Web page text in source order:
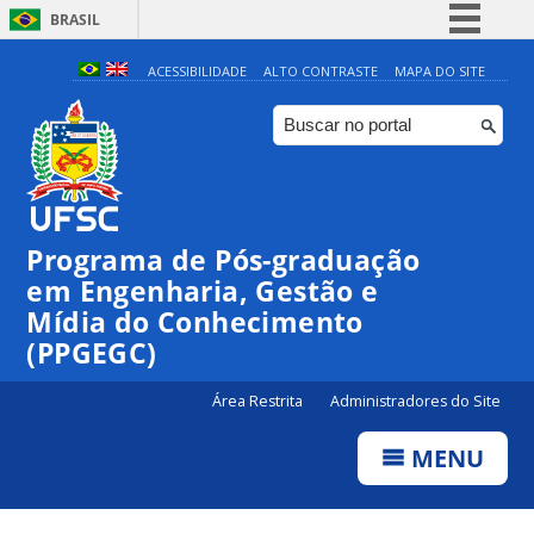
BRASIL
Simplifique!
Comunica BR
Participe
Canais
ACESSIBILIDADE ALTO CONTRASTE MAPA DO SITE
Programa de Pós-graduação
em Engenharia, Gestão e
Mídia do Conhecimento
(PPGEGC)
Área Restrita Administradores do Site
MENU